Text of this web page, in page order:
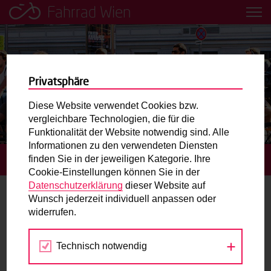
Fahrrad Wien
Leih dir einfach ein Transportfahrrad in deiner Nähe aus!
Mobilitätsbildung für Kinder und
Jugendliche
Radweg-Projektkarte
Routenplaner
Mit dem Fahrrad in Wien unterwegs? Hier finden Sie die
beste Route.
Wunschbox
Sie haben ein Anliegen zum Radverkehr? Schreiben Sie
STARTSEITE BLOG
Fußgängertipps
Privatsphäre
Diese Website verwendet Cookies bzw.
vergleichbare Technologien, die für die
Funktionalität der Website notwendig sind. Alle
Informationen zu den verwendeten Diensten
finden Sie in der jeweiligen Kategorie. Ihre
Cookie-Einstellungen können Sie in der
Datenschutzerklärung dieser Website auf
Wunsch jederzeit individuell anpassen oder
widerrufen.
Technisch notwendig